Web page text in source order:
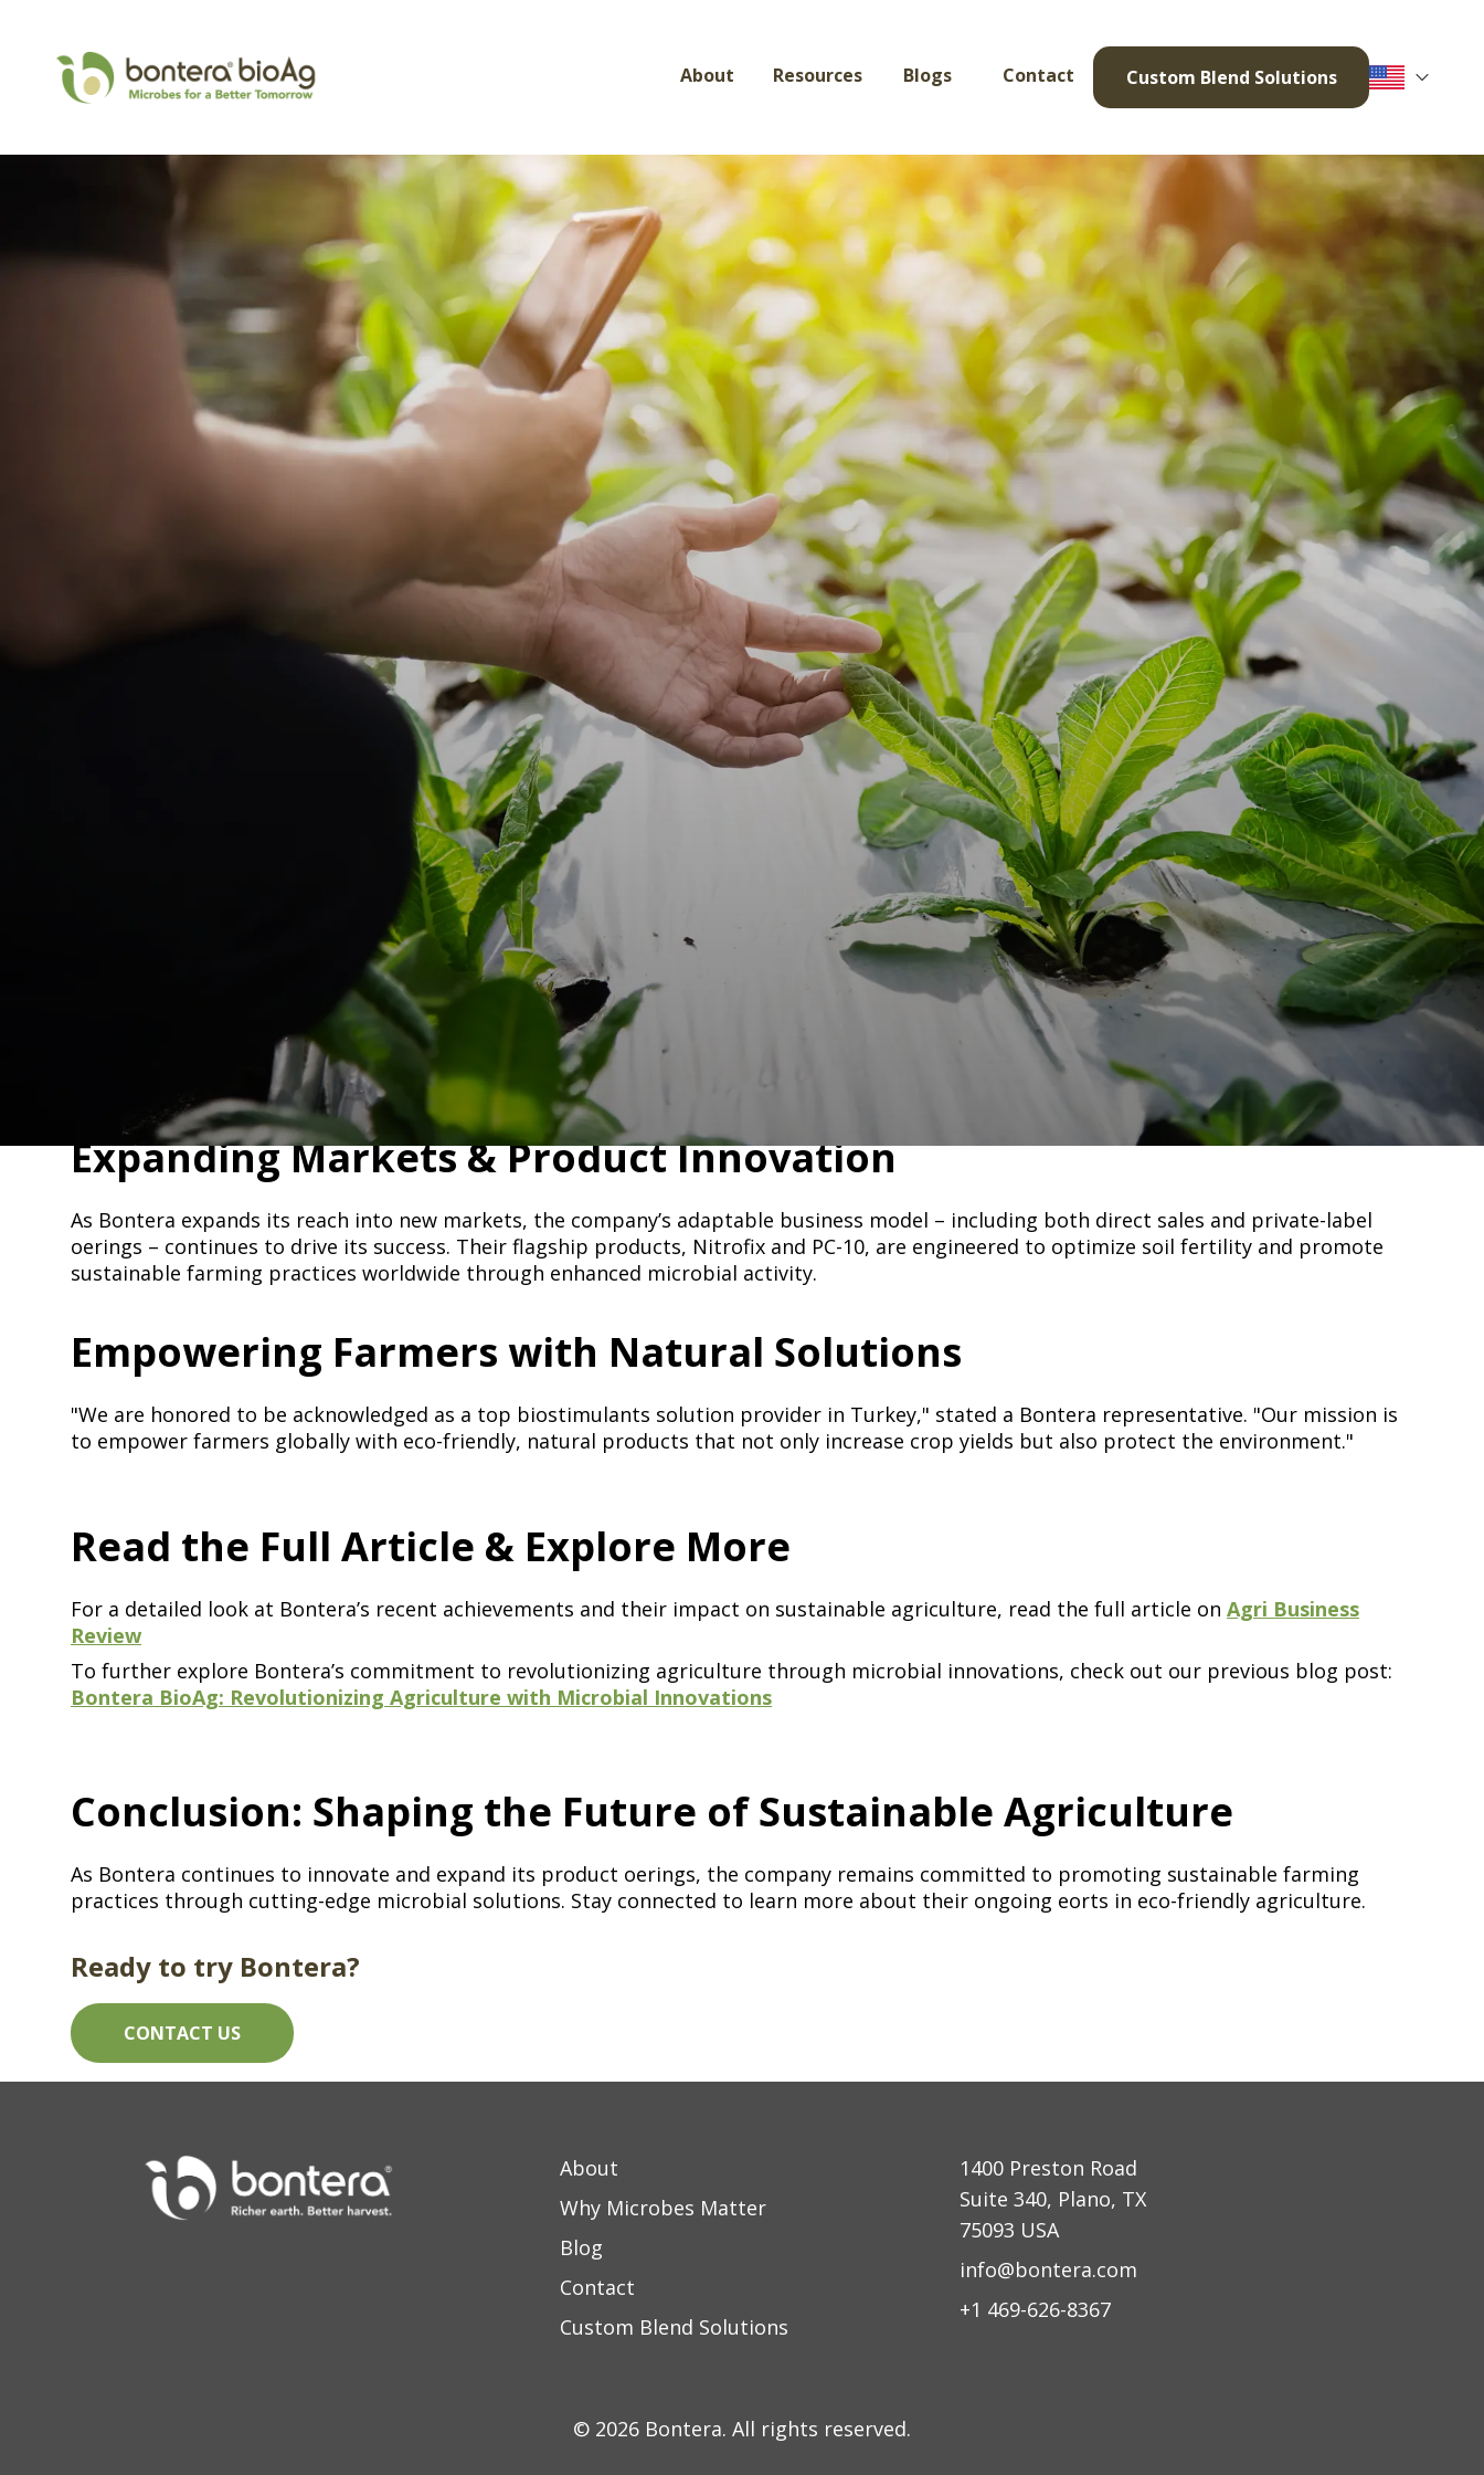
About Resources Blogs Contact Custom Blend Solutions
Bontera: Leading the Charge in Sustainable
Introduction: Bontera’s Commitment to Eco-Friendly Farming​​​​‌ ‍ ​‍​‍‌‍ ‌ ​‍‌‍‍‌‌‍‌ ‌‍‍‌‌‍ ‍​‍​‍​ ‍‍​‍​‍‌ ​ ‌‍​‌‌‍ ‍‌‍‍‌‌ ‌​‌ ‍‌​‍ ‍‌‍‍‌‌‍ ​‍​‍​‍ ​​‍​‍‌‍‍​‌ ​‍‌‍‌‌‌‍‌‍​‍​‍​ ‍‍​‍​‍​‍ ‌ ​ ‌ ‌​‌ ‌‌‌‍‌​‌‍‍‌‌‍ ​‍ ‌‍‍‌‌‍ ‍‌ ‌​‌‍‌‌‌‍ ‍‌ ‌​​‍ ‌‍‌‌‌‍‌​‌‍‍‌‌ ‌​​‍ ‌‍ ‌‌‍ ‌‍‌​‌‍‌‌​ ‌‌ ​​‌ ​‍‌‍‌‌‌ ​ ‌‍‌‌‌‍ ‍‌ ‌​‌‍​‌‌ ‌​‌‍‍‌‌‍ ‌‍ ‍​ ‍ ‌‍‍‌‌‍‌​​ ‌‌ ​​‌‍ ‌ ​ ‌ ‌​​‍ ‍‌ ​ ‌‍​‌​‍ ‍‌‍​‍‌‍ ‌‍ ‍‌ ‌​‌‍‌‌‌ ​‍‌‍​‌​‍ ‌‌‍ ​‌‍‌‌‌‍​‌‌‍‌​‌‍‍‌‌‍ ‍‌‍‌ ​‍ ‌‌ ‌​‌‍‍​‌‍‌‌​‍ ‌‌‍​ ‌‍‍​‌‍​‌‌ ​‍‌‍‌ ‌‍‌‌​‍ ‌‌‍‍‌‌‍ ‍​‍ ‌‌ ​ ‌ ‌‌‌ ​ ‌ ‌​‌‍​‌‌‍‍‌‌‍ ‍‌‍​‌‌‍​‍‌‍ ​‌‍‌‌​‍ ‌‌‍​‌‌‍‌ ‌ ​‍‌‍‍‌‌‍​ ‌ ‌‌‌‍ ​‌ ‌​‌ ‌‌‌ ​‍‌‍‌‌​ ‍ ‌ ‌​‌ ‍‌‌ ​​‌‍‌‌​ ‌‌ ​​‌‍ ‌ ​ ‌ ‌​​ ‍ ‌ ​​‌‍​‌‌ ‌​‌‍‍​​ ‌‌‍​‍‌‍ ‌‍‌​‌ ‍‌​‍‌‌​ ‌‌‌​​‍‌‌ ‌‍‍ ‌‍‌‌‌ ‍‌​‍‌‌​ ​ ‌​‌​​‍‌‌​ ​ ‌​‌​​‍‌‌​ ​‍​ ​‍‌‍​ ​ ​​‌‍‌​​ ‍‌​ ‌‍‌‍​‌​ ‌‍‌‍​ ​ ​​‌‍​‍‌‍‌​‌‍‌‌​‍‌‌​ ​‍​ ​‍​‍‌‌​ ‌‌‌​‌​​‍ ‍‌‍​ ‌‍‍​‌‍‍‌‌‍ ​‌‍‌​‌ ​‍‌‍‌‌‌‍ ‍​‍‌‌​ ‌‌‌​​‍‌‌ ‌‍‍ ‌‍‌‌‌ ‍‌​‍‌‌​ ​ ‌​‌​​‍‌‌​ ​ ‌​‌​​‍‌‌​ ​‍​ ​‍‌‍‌‌​ ​‍​ ​​‌‍​‌​ ‌‍‌‍‌‍​ ‍‌​ ‌​​ ‍‌​ ‌‌​ ‌​​ ​ ​ ​​​‍‌‌​ ​‍​ ​‍​‍‌‌​ ‌‌‌​‌​​‍ ‍‌ ‌​‌‍‌‌‌ ‍​‌ ‌​​ ‌‍​‍‌‍​‌‌ ​ ‌‍‌‌‌‌‌‌‌ ​‍‌‍ ​​ ‌​‍‌‌​ ​‍‌​‌‍‌ ​ ‌ ‌​‌ ‌‌‌‍‌​‌‍‍‌‌‍ ​‍‌‍‌‍‍‌‌‍‌​​ ‌‌ ​​‌‍ ‌ ​ ‌ ‌​​‍ ‍‌ ​ ‌‍​‌​‍ ‍‌‍​‍‌‍ ‌‍ ‍‌ ‌​‌‍‌‌‌ ​‍‌‍​‌​‍ ‌‌‍ ​‌‍‌‌‌‍​‌‌‍‌​‌‍‍‌‌‍ ‍‌‍‌ ​‍ ‌‌ ‌​‌‍‍​‌‍‌‌​‍ ‌‌‍​ ‌‍‍​‌‍​‌‌ ​‍‌‍‌ ‌‍‌‌​‍ ‌‌‍‍‌‌‍ ‍​‍ ‌‌ ​ ‌ ‌‌‌ ​ ‌ ‌​‌‍​‌‌‍‍‌‌‍ ‍‌‍​‌‌‍​‍‌‍ ​‌‍‌‌​‍ ‌‌‍​‌‌‍‌ ‌ ​‍‌‍‍‌‌‍​ ‌ ‌‌‌‍ ​‌ ‌​‌ ‌‌‌ ​‍‌‍‌‌​‍‌‍‌ ‌​‌ ‍‌‌ ​​‌‍‌‌​ ‌‌ ​​‌‍ ‌ ​ ‌ ‌​​‍‌‍‌ ​​‌‍​‌‌ ‌​‌‍‍​​ ‌‌‍​‍‌‍ ‌‍‌​‌ ‍‌​‍‌‌​ ‌‌‌​​‍‌‌ ‌‍‍ ‌‍‌‌‌ ‍‌​‍‌‌​ ​ ‌​‌​​‍‌‌​ ​ ‌​‌​​‍‌‌​ ​‍​ ​‍‌‍​ ​ ​​‌‍‌​​ ‍‌​ ‌‍‌‍​‌​ ‌‍‌‍​ ​ ​​‌‍​‍‌‍‌​‌‍‌‌​‍‌‌​ ​‍​ ​‍​‍‌‌​ ‌‌‌​‌​​‍ ‍‌‍​ ‌‍‍​‌‍‍‌‌‍ ​‌‍‌​‌ ​‍‌‍‌‌‌‍ ‍​‍‌‌​ ‌‌‌​​‍‌‌ ‌‍‍ ‌‍‌‌‌ ‍‌​‍‌‌​ ​ ‌​‌​​‍‌‌​ ​ ‌​‌​​‍‌‌​ ​‍​ ​‍‌‍‌‌​ ​‍​ ​​‌‍​‌​ ‌‍‌‍‌‍​ ‍‌​ ‌​​ ‍‌​ ‌‌​ ‌​​ ​ ​ ​​​‍‌‌​ ​‍​ ​‍​‍‌‌​ ‌‌‌​‌​​‍ ‍‌ ‌​‌‍‌‌‌ ‍​‌ ‌​​‍‌‍‌ ​​‌‍‌‌‌ ​‍‌ ​ ‌ ​​‌‍‌‌‌‍​ ‌ ‌​‌‍‍‌‌ ‌‍‌‍‌‌​ ‌‌ ​​‌ ‌‌‌‍​‍‌‍ ​‌‍‍‌‌ ​ ‌‍‍​‌‍‌‌‌‍‌​​‍​‍‌ ‌
Bontera BioAg, a leader in sustainable agricultural solutions, has been recognized as a "Top Biostimulants Solution in Turkey – 2025" by
Agri Business Review.​​​​‌ ‍ ​‍​‍‌‍ ‌ ​‍‌‍‍‌‌‍‌ ‌‍‍‌‌‍ ‍​‍​‍​ ‍‍​‍​‍‌ ​ ‌‍​‌‌‍ ‍‌‍‍‌‌ ‌​‌ ‍‌​‍ ‍‌‍‍‌‌‍ ​‍​‍​‍ ​​‍​‍‌‍‍​‌ ​‍‌‍‌‌‌‍‌‍​‍​‍​ ‍‍​‍​‍​‍ ‌ ​ ‌ ‌​‌ ‌‌‌‍‌​‌‍‍‌‌‍ ​‍ ‌‍‍‌‌‍ ‍‌ ‌​‌‍‌‌‌‍ ‍‌ ‌​​‍ ‌‍‌‌‌‍‌​‌‍‍‌‌ ‌​​‍ ‌‍ ‌‌‍ ‌‍‌​‌‍‌‌​ ‌‌ ​​‌ ​‍‌‍‌‌‌ ​ ‌‍‌‌‌‍ ‍‌ ‌​‌‍​‌‌ ‌​‌‍‍‌‌‍ ‌‍ ‍​ ‍ ‌‍‍‌‌‍‌​​ ‌‌ ​​‌‍ ‌ ​ ‌ ‌​​‍ ‍‌ ​ ‌‍​‌​‍ ‍‌‍​‍‌‍ ‌‍ ‍‌ ‌​‌‍‌‌‌ ​‍‌‍​‌​‍ ‌‌‍ ​‌‍‌‌‌‍​‌‌‍‌​‌‍‍‌‌‍ ‍‌‍‌ ​‍ ‌‌ ‌​‌‍‍​‌‍‌‌​‍ ‌‌‍​ ‌‍‍​‌‍​‌‌ ​‍‌‍‌ ‌‍‌‌​‍ ‌‌‍‍‌‌‍ ‍​‍ ‌‌ ​ ‌ ‌‌‌ ​ ‌ ‌​‌‍​‌‌‍‍‌‌‍ ‍‌‍​‌‌‍​‍‌‍ ​‌‍‌‌​‍ ‌‌‍​‌‌‍‌ ‌ ​‍‌‍‍‌‌‍​ ‌ ‌‌‌‍ ​‌ ‌​‌ ‌‌‌ ​‍‌‍‌‌​ ‍ ‌ ‌​‌ ‍‌‌ ​​‌‍‌‌​ ‌‌ ​​‌‍ ‌ ​ ‌ ‌​​ ‍ ‌ ​​‌‍​‌‌ ‌​‌‍‍​​ ‌‌‍​‍‌‍ ‌‍‌​‌ ‍‌​‍‌‌​ ‌‌‌​​‍‌‌ ‌‍‍ ‌‍‌‌‌ ‍‌​‍‌‌​ ​ ‌​‌​​‍‌‌​ ​ ‌​‌​​‍‌‌​ ​‍​ ​‍​ ​‌​ ‌ ​ ​‍​ ​‍​ ‌​​ ‌‌​ ​‍​ ‍​​ ‍​​ ​ ​ ‍​‌‍​‌​‍‌‌​ ​‍​ ​‍​‍‌‌​ ‌‌‌​‌​​‍ ‍‌‍​ ‌‍‍​‌‍‍‌‌‍ ​‌‍‌​‌ ​‍‌‍‌‌‌‍ ‍​‍‌‌​ ‌‌‌​​‍‌‌ ‌‍‍ ‌‍‌‌‌ ‍‌​‍‌‌​ ​ ‌​‌​​‍‌‌​ ​ ‌​‌​​‍‌‌​ ​‍​ ​‍​ ​‍​ ‌ ​ ‌​​ ​​​ ‌​​ ​‍​ ‌​​ ‌ ‌‍​‍‌‍​‌​ ‍​​ ‌ ​‍‌‌​ ​‍​ ​‍​‍‌‌​ ‌‌‌​‌​​‍ ‍‌ ‌​‌‍‌‌‌ ‍​‌ ‌​​ ‌‍​‍‌‍​‌‌ ​ ‌‍‌‌‌‌‌‌‌ ​‍‌‍ ​​ ‌​‍‌‌​ ​‍‌​‌‍‌ ​ ‌ ‌​‌ ‌‌‌‍‌​‌‍‍‌‌‍ ​‍‌‍‌‍‍‌‌‍‌​​ ‌‌ ​​‌‍ ‌ ​ ‌ ‌​​‍ ‍‌ ​ ‌‍​‌​‍ ‍‌‍​‍‌‍ ‌‍ ‍‌ ‌​‌‍‌‌‌ ​‍‌‍​‌​‍ ‌‌‍ ​‌‍‌‌‌‍​‌‌‍‌​‌‍‍‌‌‍ ‍‌‍‌ ​‍ ‌‌ ‌​‌‍‍​‌‍‌‌​‍ ‌‌‍​ ‌‍‍​‌‍​‌‌ ​‍‌‍‌ ‌‍‌‌​‍ ‌‌‍‍‌‌‍ ‍​‍ ‌‌ ​ ‌ ‌‌‌ ​ ‌ ‌​‌‍​‌‌‍‍‌‌‍ ‍‌‍​‌‌‍​‍‌‍ ​‌‍‌‌​‍ ‌‌‍​‌‌‍‌ ‌ ​‍‌‍‍‌‌‍​ ‌ ‌‌‌‍ ​‌ ‌​‌ ‌‌‌ ​‍‌‍‌‌​‍‌‍‌ ‌​‌ ‍‌‌ ​​‌‍‌‌​ ‌‌ ​​‌‍ ‌ ​ ‌ ‌​​‍‌‍‌ ​​‌‍​‌‌ ‌​‌‍‍​​ ‌‌‍​‍‌‍ ‌‍‌​‌ ‍‌​‍‌‌​ ‌‌‌​​‍‌‌ ‌‍‍ ‌‍‌‌‌ ‍‌​‍‌‌​ ​ ‌​‌​​‍‌‌​ ​ ‌​‌​​‍‌‌​ ​‍​ ​‍​ ​‌​ ‌ ​ ​‍​ ​‍​ ‌​​ ‌‌​ ​‍​ ‍​​ ‍​​ ​ ​ ‍​‌‍​‌​‍‌‌​ ​‍​ ​‍​‍‌‌​ ‌‌‌​‌​​‍ ‍‌‍​ ‌‍‍​‌‍‍‌‌‍ ​‌‍‌​‌ ​‍‌‍‌‌‌‍ ‍​‍‌‌​ ‌‌‌​​‍‌‌ ‌‍‍ ‌‍‌‌‌ ‍‌​‍‌‌​ ​ ‌​‌​​‍‌‌​ ​ ‌​‌​​‍‌‌​ ​‍​ ​‍​ ​‍​ ‌ ​ ‌​​ ​​​ ‌​​ ​‍​ ‌​​ ‌ ‌‍​‍‌‍​‌​ ‍​​ ‌ ​‍‌‌​ ​‍​ ​‍​‍‌‌​ ‌‌‌​‌​​‍ ‍‌ ‌​‌‍‌‌‌ ‍​‌ ‌​​‍‌‍‌ ​​‌‍‌‌‌ ​‍‌ ​ ‌ ​​‌‍‌‌‌‍​ ‌ ‌​‌‍‍‌‌ ‌‍‌‍‌‌​ ‌‌ ​​‌ ‌‌‌‍​‍‌‍ ​‌‍‍‌‌ ​ ‌‍‍​‌‍‌‌‌‍‌​​‍​‍‌ ‌ This recognition underscores Bontera’s dedication to advancing microbial technologies that enhance soil health,
boost plant growth, and reduce dependency on synthetic fertilizers.​​​​‌ ‍ ​‍​‍‌‍ ‌ ​‍‌‍‍‌‌‍‌ ‌‍‍‌‌‍ ‍​‍​‍​ ‍‍​‍​‍‌ ​ ‌‍​‌‌‍ ‍‌‍‍‌‌ ‌​‌ ‍‌​‍ ‍‌‍‍‌‌‍ ​‍​‍​‍ ​​‍​‍‌‍‍​‌ ​‍‌‍‌‌‌‍‌‍​‍​‍​ ‍‍​‍​‍​‍ ‌ ​ ‌ ‌​‌ ‌‌‌‍‌​‌‍‍‌‌‍ ​‍ ‌‍‍‌‌‍ ‍‌ ‌​‌‍‌‌‌‍ ‍‌ ‌​​‍ ‌‍‌‌‌‍‌​‌‍‍‌‌ ‌​​‍ ‌‍ ‌‌‍ ‌‍‌​‌‍‌‌​ ‌‌ ​​‌ ​‍‌‍‌‌‌ ​ ‌‍‌‌‌‍ ‍‌ ‌​‌‍​‌‌ ‌​‌‍‍‌‌‍ ‌‍ ‍​ ‍ ‌‍‍‌‌‍‌​​ ‌‌ ​​‌‍ ‌ ​ ‌ ‌​​‍ ‍‌ ​ ‌‍​‌​‍ ‍‌‍​‍‌‍ ‌‍ ‍‌ ‌​‌‍‌‌‌ ​‍‌‍​‌​‍ ‌‌‍ ​‌‍‌‌‌‍​‌‌‍‌​‌‍‍‌‌‍ ‍‌‍‌ ​‍ ‌‌ ‌​‌‍‍​‌‍‌‌​‍ ‌‌‍​ ‌‍‍​‌‍​‌‌ ​‍‌‍‌ ‌‍‌‌​‍ ‌‌‍‍‌‌‍ ‍​‍ ‌‌ ​ ‌ ‌‌‌ ​ ‌ ‌​‌‍​‌‌‍‍‌‌‍ ‍‌‍​‌‌‍​‍‌‍ ​‌‍‌‌​‍ ‌‌‍​‌‌‍‌ ‌ ​‍‌‍‍‌‌‍​ ‌ ‌‌‌‍ ​‌ ‌​‌ ‌‌‌ ​‍‌‍‌‌​ ‍ ‌ ‌​‌ ‍‌‌ ​​‌‍‌‌​ ‌‌ ​​‌‍ ‌ ​ ‌ ‌​​ ‍ ‌ ​​‌‍​‌‌ ‌​‌‍‍​​ ‌‌‍​‍‌‍ ‌‍‌​‌ ‍‌​‍‌‌​ ‌‌‌​​‍‌‌ ‌‍‍ ‌‍‌‌‌ ‍‌​‍‌‌​ ​ ‌​‌​​‍‌‌​ ​ ‌​‌​​‍‌‌​ ​‍​ ​‍​ ​‌​ ‌ ​ ​‍​ ​‍​ ‌​​ ‌‌​ ​‍​ ‍​​ ‍​​ ​ ​ ‍​‌‍​‌​‍‌‌​ ​‍​ ​‍​‍‌‌​ ‌‌‌​‌​​‍ ‍‌‍​ ‌‍‍​‌‍‍‌‌‍ ​‌‍‌​‌ ​‍‌‍‌‌‌‍ ‍​‍‌‌​ ‌‌‌​​‍‌‌ ‌‍‍ ‌‍‌‌‌ ‍‌​‍‌‌​ ​ ‌​‌​​‍‌‌​ ​ ‌​‌​​‍‌‌​ ​‍​ ​‍​ ‌‍‌‍​‍​ ​‌​ ‌‌‌‍‌​‌‍‌​​ ‌‌​ ​​​ ‌‍​ ​ ​ ​‌‌‍‌‍​‍‌‌​ ​‍​ ​‍​‍‌‌​ ‌‌‌​‌​​‍ ‍‌ ‌​‌‍‌‌‌ ‍​‌ ‌​​ ‌‍​‍‌‍​‌‌ ​ ‌‍‌‌‌‌‌‌‌ ​‍‌‍ ​​ ‌​‍‌‌​ ​‍‌​‌‍‌ ​ ‌ ‌​‌ ‌‌‌‍‌​‌‍‍‌‌‍ ​‍‌‍‌‍‍‌‌‍‌​​ ‌‌ ​​‌‍ ‌ ​ ‌ ‌​​‍ ‍‌ ​ ‌‍​‌​‍ ‍‌‍​‍‌‍ ‌‍ ‍‌ ‌​‌‍‌‌‌ ​‍‌‍​‌​‍ ‌‌‍ ​‌‍‌‌‌‍​‌‌‍‌​‌‍‍‌‌‍ ‍‌‍‌ ​‍ ‌‌ ‌​‌‍‍​‌‍‌‌​‍ ‌‌‍​ ‌‍‍​‌‍​‌‌ ​‍‌‍‌ ‌‍‌‌​‍ ‌‌‍‍‌‌‍ ‍​‍ ‌‌ ​ ‌ ‌‌‌ ​ ‌ ‌​‌‍​‌‌‍‍‌‌‍ ‍‌‍​‌‌‍​‍‌‍ ​‌‍‌‌​‍ ‌‌‍​‌‌‍‌ ‌ ​‍‌‍‍‌‌‍​ ‌ ‌‌‌‍ ​‌ ‌​‌ ‌‌‌ ​‍‌‍‌‌​‍‌‍‌ ‌​‌ ‍‌‌ ​​‌‍‌‌​ ‌‌ ​​‌‍ ‌ ​ ‌ ‌​​‍‌‍‌ ​​‌‍​‌‌ ‌​‌‍‍​​ ‌‌‍​‍‌‍ ‌‍‌​‌ ‍‌​‍‌‌​ ‌‌‌​​‍‌‌ ‌‍‍ ‌‍‌‌‌ ‍‌​‍‌‌​ ​ ‌​‌​​‍‌‌​ ​ ‌​‌​​‍‌‌​ ​‍​ ​‍​ ​‌​ ‌ ​ ​‍​ ​‍​ ‌​​ ‌‌​ ​‍​ ‍​​ ‍​​ ​ ​ ‍​‌‍​‌​‍‌‌​ ​‍​ ​‍​‍‌‌​ ‌‌‌​‌​​‍ ‍‌‍​ ‌‍‍​‌‍‍‌‌‍ ​‌‍‌​‌ ​‍‌‍‌‌‌‍ ‍​‍‌‌​ ‌‌‌​​‍‌‌ ‌‍‍ ‌‍‌‌‌ ‍‌​‍‌‌​ ​ ‌​‌​​‍‌‌​ ​ ‌​‌​​‍‌‌​ ​‍​ ​‍​ ‌‍‌‍​‍​ ​‌​ ‌‌‌‍‌​‌‍‌​​ ‌‌​ ​​​ ‌‍​ ​ ​ ​‌‌‍‌‍​‍‌‌​ ​‍​ ​‍​‍‌‌​ ‌‌‌​‌​​‍ ‍‌ ‌​‌‍‌‌‌ ‍​‌ ‌​​‍‌‍‌ ​​‌‍‌‌‌ ​‍‌ ​ ‌ ​​‌‍‌‌‌‍​ ‌ ‌​‌‍‍‌‌ ‌‍‌‍‌‌​ ‌‌ ​​‌ ‌‌‌‍​‍‌‍ ​‌‍‍‌‌ ​ ‌‍‍​‌‍‌‌‌‍‌​​‍​‍‌ ‌
Expanding Markets & Product Innovation​​​​‌ ‍ ​‍​‍‌‍ ‌ ​‍‌‍‍‌‌‍‌ ‌‍‍‌‌‍ ‍​‍​‍​ ‍‍​‍​‍‌ ​ ‌‍​‌‌‍ ‍‌‍‍‌‌ ‌​‌ ‍‌​‍ ‍‌‍‍‌‌‍ ​‍​‍​‍ ​​‍​‍‌‍‍​‌ ​‍‌‍‌‌‌‍‌‍​‍​‍​ ‍‍​‍​‍​‍ ‌ ​ ‌ ‌​‌ ‌‌‌‍‌​‌‍‍‌‌‍ ​‍ ‌‍‍‌‌‍ ‍‌ ‌​‌‍‌‌‌‍ ‍‌ ‌​​‍ ‌‍‌‌‌‍‌​‌‍‍‌‌ ‌​​‍ ‌‍ ‌‌‍ ‌‍‌​‌‍‌‌​ ‌‌ ​​‌ ​‍‌‍‌‌‌ ​ ‌‍‌‌‌‍ ‍‌ ‌​‌‍​‌‌ ‌​‌‍‍‌‌‍ ‌‍ ‍​ ‍ ‌‍‍‌‌‍‌​​ ‌‌ ​​‌‍ ‌ ​ ‌ ‌​​‍ ‍‌ ​ ‌‍​‌​‍ ‍‌‍​‍‌‍ ‌‍ ‍‌ ‌​‌‍‌‌‌ ​‍‌‍​‌​‍ ‌‌‍ ​‌‍‌‌‌‍​‌‌‍‌​‌‍‍‌‌‍ ‍‌‍‌ ​‍ ‌‌ ‌​‌‍‍​‌‍‌‌​‍ ‌‌‍​ ‌‍‍​‌‍​‌‌ ​‍‌‍‌ ‌‍‌‌​‍ ‌‌‍‍‌‌‍ ‍​‍ ‌‌ ​ ‌ ‌‌‌ ​ ‌ ‌​‌‍​‌‌‍‍‌‌‍ ‍‌‍​‌‌‍​‍‌‍ ​‌‍‌‌​‍ ‌‌‍​‌‌‍‌ ‌ ​‍‌‍‍‌‌‍​ ‌ ‌‌‌‍ ​‌ ‌​‌ ‌‌‌ ​‍‌‍‌‌​ ‍ ‌ ‌​‌ ‍‌‌ ​​‌‍‌‌​ ‌‌ ​​‌‍ ‌ ​ ‌ ‌​​ ‍ ‌ ​​‌‍​‌‌ ‌​‌‍‍​​ ‌‌‍​‍‌‍ ‌‍‌​‌ ‍‌​‍‌‌​ ‌‌‌​​‍‌‌ ‌‍‍ ‌‍‌‌‌ ‍‌​‍‌‌​ ​ ‌​‌​​‍‌‌​ ​ ‌​‌​​‍‌‌​ ​‍​ ​‍‌‍‌‌​ ​​​ ‌‌‌‍​‌​ ​ ​ ‌‌​ ‌‌‌‍​ ​ ‍​‌‍​ ‌‍​ ​ ‌​​‍‌‌​ ​‍​ ​‍​‍‌‌​ ‌‌‌​‌​​‍ ‍‌‍​ ‌‍‍​‌‍‍‌‌‍ ​‌‍‌​‌ ​‍‌‍‌‌‌‍ ‍​‍‌‌​ ‌‌‌​​‍‌‌ ‌‍‍ ‌‍‌‌‌ ‍‌​‍‌‌​ ​ ‌​‌​​‍‌‌​ ​ ‌​‌​​‍‌‌​ ​‍​ ​‍​ ‌​‌‍‌‍​ ‌​​ ‌‌​ ‌ ​ ‌‍​ ‍​​ ​ ‌‍‌‌​ ‍​​ ‌‍​ ​ ​ ​​​‍‌‌​ ​‍​ ​‍​‍‌‌​ ‌‌‌​‌​​‍ ‍‌ ‌​‌‍‌‌‌ ‍​‌ ‌​​ ‌‍​‍‌‍​‌‌ ​ ‌‍‌‌‌‌‌‌‌ ​‍‌‍ ​​ ‌​‍‌‌​ ​‍‌​‌‍‌ ​ ‌ ‌​‌ ‌‌‌‍‌​‌‍‍‌‌‍ ​‍‌‍‌‍‍‌‌‍‌​​ ‌‌ ​​‌‍ ‌ ​ ‌ ‌​​‍ ‍‌ ​ ‌‍​‌​‍ ‍‌‍​‍‌‍ ‌‍ ‍‌ ‌​‌‍‌‌‌ ​‍‌‍​‌​‍ ‌‌‍ ​‌‍‌‌‌‍​‌‌‍‌​‌‍‍‌‌‍ ‍‌‍‌ ​‍ ‌‌ ‌​‌‍‍​‌‍‌‌​‍ ‌‌‍​ ‌‍‍​‌‍​‌‌ ​‍‌‍‌ ‌‍‌‌​‍ ‌‌‍‍‌‌‍ ‍​‍ ‌‌ ​ ‌ ‌‌‌ ​ ‌ ‌​‌‍​‌‌‍‍‌‌‍ ‍‌‍​‌‌‍​‍‌‍ ​‌‍‌‌​‍ ‌‌‍​‌‌‍‌ ‌ ​‍‌‍‍‌‌‍​ ‌ ‌‌‌‍ ​‌ ‌​‌ ‌‌‌ ​‍‌‍‌‌​‍‌‍‌ ‌​‌ ‍‌‌ ​​‌‍‌‌​ ‌‌ ​​‌‍ ‌ ​ ‌ ‌​​‍‌‍‌ ​​‌‍​‌‌ ‌​‌‍‍​​ ‌‌‍​‍‌‍ ‌‍‌​‌ ‍‌​‍‌‌​ ‌‌‌​​‍‌‌ ‌‍‍ ‌‍‌‌‌ ‍‌​‍‌‌​ ​ ‌​‌​​‍‌‌​ ​ ‌​‌​​‍‌‌​ ​‍​ ​‍‌‍‌‌​ ​​​ ‌‌‌‍​‌​ ​ ​ ‌‌​ ‌‌‌‍​ ​ ‍​‌‍​ ‌‍​ ​ ‌​​‍‌‌​ ​‍​ ​‍​‍‌‌​ ‌‌‌​‌​​‍ ‍‌‍​ ‌‍‍​‌‍‍‌‌‍ ​‌‍‌​‌ ​‍‌‍‌‌‌‍ ‍​‍‌‌​ ‌‌‌​​‍‌‌ ‌‍‍ ‌‍‌‌‌ ‍‌​‍‌‌​ ​ ‌​‌​​‍‌‌​ ​ ‌​‌​​‍‌‌​ ​‍​ ​‍​ ‌​‌‍‌‍​ ‌​​ ‌‌​ ‌ ​ ‌‍​ ‍​​ ​ ‌‍‌‌​ ‍​​ ‌‍​ ​ ​ ​​​‍‌‌​ ​‍​ ​‍​‍‌‌​ ‌‌‌​‌​​‍ ‍‌ ‌​‌‍‌‌‌ ‍​‌ ‌​​‍‌‍‌ ​​‌‍‌‌‌ ​‍‌ ​ ‌ ​​‌‍‌‌‌‍​ ‌ ‌​‌‍‍‌‌ ‌‍‌‍‌‌​ ‌‌ ​​‌ ‌‌‌‍​‍‌‍ ​‌‍‍‌‌ ​ ‌‍‍​‌‍‌‌‌‍‌​​‍​‍‌ ‌
As Bontera expands its reach into new markets, the company’s adaptable business model – including both direct sales and private-label
offerings – continues to drive its success. Their flagship products, Nitrofix and PC-10, are engineered to optimize soil fertility and promote
sustainable farming practices worldwide through enhanced microbial activity.​​​​‌ ‍ ​‍​‍‌‍ ‌ ​‍‌‍‍‌‌‍‌ ‌‍‍‌‌‍ ‍​‍​‍​ ‍‍​‍​‍‌ ​ ‌‍​‌‌‍ ‍‌‍‍‌‌ ‌​‌ ‍‌​‍ ‍‌‍‍‌‌‍ ​‍​‍​‍ ​​‍​‍‌‍‍​‌ ​‍‌‍‌‌‌‍‌‍​‍​‍​ ‍‍​‍​‍​‍ ‌ ​ ‌ ‌​‌ ‌‌‌‍‌​‌‍‍‌‌‍ ​‍ ‌‍‍‌‌‍ ‍‌ ‌​‌‍‌‌‌‍ ‍‌ ‌​​‍ ‌‍‌‌‌‍‌​‌‍‍‌‌ ‌​​‍ ‌‍ ‌‌‍ ‌‍‌​‌‍‌‌​ ‌‌ ​​‌ ​‍‌‍‌‌‌ ​ ‌‍‌‌‌‍ ‍‌ ‌​‌‍​‌‌ ‌​‌‍‍‌‌‍ ‌‍ ‍​ ‍ ‌‍‍‌‌‍‌​​ ‌‌ ​​‌‍ ‌ ​ ‌ ‌​​‍ ‍‌ ​ ‌‍​‌​‍ ‍‌‍​‍‌‍ ‌‍ ‍‌ ‌​‌‍‌‌‌ ​‍‌‍​‌​‍ ‌‌‍ ​‌‍‌‌‌‍​‌‌‍‌​‌‍‍‌‌‍ ‍‌‍‌ ​‍ ‌‌ ‌​‌‍‍​‌‍‌‌​‍ ‌‌‍​ ‌‍‍​‌‍​‌‌ ​‍‌‍‌ ‌‍‌‌​‍ ‌‌‍‍‌‌‍ ‍​‍ ‌‌ ​ ‌ ‌‌‌ ​ ‌ ‌​‌‍​‌‌‍‍‌‌‍ ‍‌‍​‌‌‍​‍‌‍ ​‌‍‌‌​‍ ‌‌‍​‌‌‍‌ ‌ ​‍‌‍‍‌‌‍​ ‌ ‌‌‌‍ ​‌ ‌​‌ ‌‌‌ ​‍‌‍‌‌​ ‍ ‌ ‌​‌ ‍‌‌ ​​‌‍‌‌​ ‌‌ ​​‌‍ ‌ ​ ‌ ‌​​ ‍ ‌ ​​‌‍​‌‌ ‌​‌‍‍​​ ‌‌‍​‍‌‍ ‌‍‌​‌ ‍‌​‍‌‌​ ‌‌‌​​‍‌‌ ‌‍‍ ‌‍‌‌‌ ‍‌​‍‌‌​ ​ ‌​‌​​‍‌‌​ ​ ‌​‌​​‍‌‌​ ​‍​ ​‍​ ‌​​ ‍‌​ ​ ​ ​‍‌‍​‍‌‍​ ​ ‌‍​ ‌ ​ ​ ​ ​‍​ ‍​‌‍‌​​‍‌‌​ ​‍​ ​‍​‍‌‌​ ‌‌‌​‌​​‍ ‍‌‍​ ‌‍‍​‌‍‍‌‌‍ ​‌‍‌​‌ ​‍‌‍‌‌‌‍ ‍​‍‌‌​ ‌‌‌​​‍‌‌ ‌‍‍ ‌‍‌‌‌ ‍‌​‍‌‌​ ​ ‌​‌​​‍‌‌​ ​ ‌​‌​​‍‌‌​ ​‍​ ​‍‌‍​‍​ ​​‌‍‌‍​ ​‍​ ‌‌​ ​​​ ‌‍‌‍​‍‌‍‌‌​ ‍​‌‍‌‌​ ​‍​‍‌‌​ ​‍​ ​‍​‍‌‌​ ‌‌‌​‌​​‍ ‍‌ ‌​‌‍‌‌‌ ‍​‌ ‌​​ ‌‍​‍‌‍​‌‌ ​ ‌‍‌‌‌‌‌‌‌ ​‍‌‍ ​​ ‌​‍‌‌​ ​‍‌​‌‍‌ ​ ‌ ‌​‌ ‌‌‌‍‌​‌‍‍‌‌‍ ​‍‌‍‌‍‍‌‌‍‌​​ ‌‌ ​​‌‍ ‌ ​ ‌ ‌​​‍ ‍‌ ​ ‌‍​‌​‍ ‍‌‍​‍‌‍ ‌‍ ‍‌ ‌​‌‍‌‌‌ ​‍‌‍​‌​‍ ‌‌‍ ​‌‍‌‌‌‍​‌‌‍‌​‌‍‍‌‌‍ ‍‌‍‌ ​‍ ‌‌ ‌​‌‍‍​‌‍‌‌​‍ ‌‌‍​ ‌‍‍​‌‍​‌‌ ​‍‌‍‌ ‌‍‌‌​‍ ‌‌‍‍‌‌‍ ‍​‍ ‌‌ ​ ‌ ‌‌‌ ​ ‌ ‌​‌‍​‌‌‍‍‌‌‍ ‍‌‍​‌‌‍​‍‌‍ ​‌‍‌‌​‍ ‌‌‍​‌‌‍‌ ‌ ​‍‌‍‍‌‌‍​ ‌ ‌‌‌‍ ​‌ ‌​‌ ‌‌‌ ​‍‌‍‌‌​‍‌‍‌ ‌​‌ ‍‌‌ ​​‌‍‌‌​ ‌‌ ​​‌‍ ‌ ​ ‌ ‌​​‍‌‍‌ ​​‌‍​‌‌ ‌​‌‍‍​​ ‌‌‍​‍‌‍ ‌‍‌​‌ ‍‌​‍‌‌​ ‌‌‌​​‍‌‌ ‌‍‍ ‌‍‌‌‌ ‍‌​‍‌‌​ ​ ‌​‌​​‍‌‌​ ​ ‌​‌​​‍‌‌​ ​‍​ ​‍​ ‌​​ ‍‌​ ​ ​ ​‍‌‍​‍‌‍​ ​ ‌‍​ ‌ ​ ​ ​ ​‍​ ‍​‌‍‌​​‍‌‌​ ​‍​ ​‍​‍‌‌​ ‌‌‌​‌​​‍ ‍‌‍​ ‌‍‍​‌‍‍‌‌‍ ​‌‍‌​‌ ​‍‌‍‌‌‌‍ ‍​‍‌‌​ ‌‌‌​​‍‌‌ ‌‍‍ ‌‍‌‌‌ ‍‌​‍‌‌​ ​ ‌​‌​​‍‌‌​ ​ ‌​‌​​‍‌‌​ ​‍​ ​‍‌‍​‍​ ​​‌‍‌‍​ ​‍​ ‌‌​ ​​​ ‌‍‌‍​‍‌‍‌‌​ ‍​‌‍‌‌​ ​‍​‍‌‌​ ​‍​ ​‍​‍‌‌​ ‌‌‌​‌​​‍ ‍‌ ‌​‌‍‌‌‌ ‍​‌ ‌​​‍‌‍‌ ​​‌‍‌‌‌ ​‍‌ ​ ‌ ​​‌‍‌‌‌‍​ ‌ ‌​‌‍‍‌‌ ‌‍‌‍‌‌​ ‌‌ ​​‌ ‌‌‌‍​‍‌‍ ​‌‍‍‌‌ ​ ‌‍‍​‌‍‌‌‌‍‌​​‍​‍‌ ‌
Empowering Farmers with Natural Solutions​​​​‌ ‍ ​‍​‍‌‍ ‌ ​‍‌‍‍‌‌‍‌ ‌‍‍‌‌‍ ‍​‍​‍​ ‍‍​‍​‍‌ ​ ‌‍​‌‌‍ ‍‌‍‍‌‌ ‌​‌ ‍‌​‍ ‍‌‍‍‌‌‍ ​‍​‍​‍ ​​‍​‍‌‍‍​‌ ​‍‌‍‌‌‌‍‌‍​‍​‍​ ‍‍​‍​‍​‍ ‌ ​ ‌ ‌​‌ ‌‌‌‍‌​‌‍‍‌‌‍ ​‍ ‌‍‍‌‌‍ ‍‌ ‌​‌‍‌‌‌‍ ‍‌ ‌​​‍ ‌‍‌‌‌‍‌​‌‍‍‌‌ ‌​​‍ ‌‍ ‌‌‍ ‌‍‌​‌‍‌‌​ ‌‌ ​​‌ ​‍‌‍‌‌‌ ​ ‌‍‌‌‌‍ ‍‌ ‌​‌‍​‌‌ ‌​‌‍‍‌‌‍ ‌‍ ‍​ ‍ ‌‍‍‌‌‍‌​​ ‌‌ ​​‌‍ ‌ ​ ‌ ‌​​‍ ‍‌ ​ ‌‍​‌​‍ ‍‌‍​‍‌‍ ‌‍ ‍‌ ‌​‌‍‌‌‌ ​‍‌‍​‌​‍ ‌‌‍ ​‌‍‌‌‌‍​‌‌‍‌​‌‍‍‌‌‍ ‍‌‍‌ ​‍ ‌‌ ‌​‌‍‍​‌‍‌‌​‍ ‌‌‍​ ‌‍‍​‌‍​‌‌ ​‍‌‍‌ ‌‍‌‌​‍ ‌‌‍‍‌‌‍ ‍​‍ ‌‌ ​ ‌ ‌‌‌ ​ ‌ ‌​‌‍​‌‌‍‍‌‌‍ ‍‌‍​‌‌‍​‍‌‍ ​‌‍‌‌​‍ ‌‌‍​‌‌‍‌ ‌ ​‍‌‍‍‌‌‍​ ‌ ‌‌‌‍ ​‌ ‌​‌ ‌‌‌ ​‍‌‍‌‌​ ‍ ‌ ‌​‌ ‍‌‌ ​​‌‍‌‌​ ‌‌ ​​‌‍ ‌ ​ ‌ ‌​​ ‍ ‌ ​​‌‍​‌‌ ‌​‌‍‍​​ ‌‌‍​‍‌‍ ‌‍‌​‌ ‍‌​‍‌‌​ ‌‌‌​​‍‌‌ ‌‍‍ ‌‍‌‌‌ ‍‌​‍‌‌​ ​ ‌​‌​​‍‌‌​ ​ ‌​‌​​‍‌‌​ ​‍​ ​‍‌‍‌‌​ ​‌​ ‌ ‌‍​‌​ ​‍‌‍​‍​ ‌ ‌‍‌‍​ ‌‍‌‍​‍​ ‌‌​ ‌​​‍‌‌​ ​‍​ ​‍​‍‌‌​ ‌‌‌​‌​​‍ ‍‌‍​ ‌‍‍​‌‍‍‌‌‍ ​‌‍‌​‌ ​‍‌‍‌‌‌‍ ‍​‍‌‌​ ‌‌‌​​‍‌‌ ‌‍‍ ‌‍‌‌‌ ‍‌​‍‌‌​ ​ ‌​‌​​‍‌‌​ ​ ‌​‌​​‍‌‌​ ​‍​ ​‍​ ​ ‌‍​‍‌‍‌‍‌‍‌‍​ ‌‌​ ‌​​ ‍‌​ ‍‌​ ‌‍​ ​ ​ ‍​‌‍​‌​ ​​​‍‌‌​ ​‍​ ​‍​‍‌‌​ ‌‌‌​‌​​‍ ‍‌ ‌​‌‍‌‌‌ ‍​‌ ‌​​ ‌‍​‍‌‍​‌‌ ​ ‌‍‌‌‌‌‌‌‌ ​‍‌‍ ​​ ‌​‍‌‌​ ​‍‌​‌‍‌ ​ ‌ ‌​‌ ‌‌‌‍‌​‌‍‍‌‌‍ ​‍‌‍‌‍‍‌‌‍‌​​ ‌‌ ​​‌‍ ‌ ​ ‌ ‌​​‍ ‍‌ ​ ‌‍​‌​‍ ‍‌‍​‍‌‍ ‌‍ ‍‌ ‌​‌‍‌‌‌ ​‍‌‍​‌​‍ ‌‌‍ ​‌‍‌‌‌‍​‌‌‍‌​‌‍‍‌‌‍ ‍‌‍‌ ​‍ ‌‌ ‌​‌‍‍​‌‍‌‌​‍ ‌‌‍​ ‌‍‍​‌‍​‌‌ ​‍‌‍‌ ‌‍‌‌​‍ ‌‌‍‍‌‌‍ ‍​‍ ‌‌ ​ ‌ ‌‌‌ ​ ‌ ‌​‌‍​‌‌‍‍‌‌‍ ‍‌‍​‌‌‍​‍‌‍ ​‌‍‌‌​‍ ‌‌‍​‌‌‍‌ ‌ ​‍‌‍‍‌‌‍​ ‌ ‌‌‌‍ ​‌ ‌​‌ ‌‌‌ ​‍‌‍‌‌​‍‌‍‌ ‌​‌ ‍‌‌ ​​‌‍‌‌​ ‌‌ ​​‌‍ ‌ ​ ‌ ‌​​‍‌‍‌ ​​‌‍​‌‌ ‌​‌‍‍​​ ‌‌‍​‍‌‍ ‌‍‌​‌ ‍‌​‍‌‌​ ‌‌‌​​‍‌‌ ‌‍‍ ‌‍‌‌‌ ‍‌​‍‌‌​ ​ ‌​‌​​‍‌‌​ ​ ‌​‌​​‍‌‌​ ​‍​ ​‍‌‍‌‌​ ​‌​ ‌ ‌‍​‌​ ​‍‌‍​‍​ ‌ ‌‍‌‍​ ‌‍‌‍​‍​ ‌‌​ ‌​​‍‌‌​ ​‍​ ​‍​‍‌‌​ ‌‌‌​‌​​‍ ‍‌‍​ ‌‍‍​‌‍‍‌‌‍ ​‌‍‌​‌ ​‍‌‍‌‌‌‍ ‍​‍‌‌​ ‌‌‌​​‍‌‌ ‌‍‍ ‌‍‌‌‌ ‍‌​‍‌‌​ ​ ‌​‌​​‍‌‌​ ​ ‌​‌​​‍‌‌​ ​‍​ ​‍​ ​ ‌‍​‍‌‍‌‍‌‍‌‍​ ‌‌​ ‌​​ ‍‌​ ‍‌​ ‌‍​ ​ ​ ‍​‌‍​‌​ ​​​‍‌‌​ ​‍​ ​‍​‍‌‌​ ‌‌‌​‌​​‍ ‍‌ ‌​‌‍‌‌‌ ‍​‌ ‌​​‍‌‍‌ ​​‌‍‌‌‌ ​‍‌ ​ ‌ ​​‌‍‌‌‌‍​ ‌ ‌​‌‍‍‌‌ ‌‍‌‍‌‌​ ‌‌ ​​‌ ‌‌‌‍​‍‌‍ ​‌‍‍‌‌ ​ ‌‍‍​‌‍‌‌‌‍‌​​‍​‍‌ ‌
"We are honored to be acknowledged as a top biostimulants solution provider in Turkey," stated a Bontera representative. "Our mission is
to empower farmers globally with eco-friendly, natural products that not only increase crop yields but also protect the environment."
Read the Full Article & Explore More​​​​‌ ‍ ​‍​‍‌‍ ‌ ​‍‌‍‍‌‌‍‌ ‌‍‍‌‌‍ ‍​‍​‍​ ‍‍​‍​‍‌ ​ ‌‍​‌‌‍ ‍‌‍‍‌‌ ‌​‌ ‍‌​‍ ‍‌‍‍‌‌‍ ​‍​‍​‍ ​​‍​‍‌‍‍​‌ ​‍‌‍‌‌‌‍‌‍​‍​‍​ ‍‍​‍​‍​‍ ‌ ​ ‌ ‌​‌ ‌‌‌‍‌​‌‍‍‌‌‍ ​‍ ‌‍‍‌‌‍ ‍‌ ‌​‌‍‌‌‌‍ ‍‌ ‌​​‍ ‌‍‌‌‌‍‌​‌‍‍‌‌ ‌​​‍ ‌‍ ‌‌‍ ‌‍‌​‌‍‌‌​ ‌‌ ​​‌ ​‍‌‍‌‌‌ ​ ‌‍‌‌‌‍ ‍‌ ‌​‌‍​‌‌ ‌​‌‍‍‌‌‍ ‌‍ ‍​ ‍ ‌‍‍‌‌‍‌​​ ‌‌ ​​‌‍ ‌ ​ ‌ ‌​​‍ ‍‌ ​ ‌‍​‌​‍ ‍‌‍​‍‌‍ ‌‍ ‍‌ ‌​‌‍‌‌‌ ​‍‌‍​‌​‍ ‌‌‍ ​‌‍‌‌‌‍​‌‌‍‌​‌‍‍‌‌‍ ‍‌‍‌ ​‍ ‌‌ ‌​‌‍‍​‌‍‌‌​‍ ‌‌‍​ ‌‍‍​‌‍​‌‌ ​‍‌‍‌ ‌‍‌‌​‍ ‌‌‍‍‌‌‍ ‍​‍ ‌‌ ​ ‌ ‌‌‌ ​ ‌ ‌​‌‍​‌‌‍‍‌‌‍ ‍‌‍​‌‌‍​‍‌‍ ​‌‍‌‌​‍ ‌‌‍​‌‌‍‌ ‌ ​‍‌‍‍‌‌‍​ ‌ ‌‌‌‍ ​‌ ‌​‌ ‌‌‌ ​‍‌‍‌‌​ ‍ ‌ ‌​‌ ‍‌‌ ​​‌‍‌‌​ ‌‌ ​​‌‍ ‌ ​ ‌ ‌​​ ‍ ‌ ​​‌‍​‌‌ ‌​‌‍‍​​ ‌‌‍​‍‌‍ ‌‍‌​‌ ‍‌​‍‌‌​ ‌‌‌​​‍‌‌ ‌‍‍ ‌‍‌‌‌ ‍‌​‍‌‌​ ​ ‌​‌​​‍‌‌​ ​ ‌​‌​​‍‌‌​ ​‍​ ​‍‌‍‌‌​ ‌‌‌‍‌​​ ​‌​ ​‌​ ‌​‌‍​ ​ ​ ​ ‌​​ ‌‍‌‍‌‌​ ​‌​‍‌‌​ ​‍​ ​‍​‍‌‌​ ‌‌‌​‌​​‍ ‍‌‍​ ‌‍‍​‌‍‍‌‌‍ ​‌‍‌​‌ ​‍‌‍‌‌‌‍ ‍​‍‌‌​ ‌‌‌​​‍‌‌ ‌‍‍ ‌‍‌‌‌ ‍‌​‍‌‌​ ​ ‌​‌​​‍‌‌​ ​ ‌​‌​​‍‌‌​ ​‍​ ​‍​ ‌‍‌‍​ ​ ‌‌​ ​ ​ ​‌​ ​​​ ‌‍‌‍​‍‌‍‌‍​ ​‍​ ‌ ​ ‌​​ ​​​‍‌‌​ ​‍​ ​‍​‍‌‌​ ‌‌‌​‌​​‍ ‍‌ ‌​‌‍‌‌‌ ‍​‌ ‌​​ ‌‍​‍‌‍​‌‌ ​ ‌‍‌‌‌‌‌‌‌ ​‍‌‍ ​​ ‌​‍‌‌​ ​‍‌​‌‍‌ ​ ‌ ‌​‌ ‌‌‌‍‌​‌‍‍‌‌‍ ​‍‌‍‌‍‍‌‌‍‌​​ ‌‌ ​​‌‍ ‌ ​ ‌ ‌​​‍ ‍‌ ​ ‌‍​‌​‍ ‍‌‍​‍‌‍ ‌‍ ‍‌ ‌​‌‍‌‌‌ ​‍‌‍​‌​‍ ‌‌‍ ​‌‍‌‌‌‍​‌‌‍‌​‌‍‍‌‌‍ ‍‌‍‌ ​‍ ‌‌ ‌​‌‍‍​‌‍‌‌​‍ ‌‌‍​ ‌‍‍​‌‍​‌‌ ​‍‌‍‌ ‌‍‌‌​‍ ‌‌‍‍‌‌‍ ‍​‍ ‌‌ ​ ‌ ‌‌‌ ​ ‌ ‌​‌‍​‌‌‍‍‌‌‍ ‍‌‍​‌‌‍​‍‌‍ ​‌‍‌‌​‍ ‌‌‍​‌‌‍‌ ‌ ​‍‌‍‍‌‌‍​ ‌ ‌‌‌‍ ​‌ ‌​‌ ‌‌‌ ​‍‌‍‌‌​‍‌‍‌ ‌​‌ ‍‌‌ ​​‌‍‌‌​ ‌‌ ​​‌‍ ‌ ​ ‌ ‌​​‍‌‍‌ ​​‌‍​‌‌ ‌​‌‍‍​​ ‌‌‍​‍‌‍ ‌‍‌​‌ ‍‌​‍‌‌​ ‌‌‌​​‍‌‌ ‌‍‍ ‌‍‌‌‌ ‍‌​‍‌‌​ ​ ‌​‌​​‍‌‌​ ​ ‌​‌​​‍‌‌​ ​‍​ ​‍‌‍‌‌​ ‌‌‌‍‌​​ ​‌​ ​‌​ ‌​‌‍​ ​ ​ ​ ‌​​ ‌‍‌‍‌‌​ ​‌​‍‌‌​ ​‍​ ​‍​‍‌‌​ ‌‌‌​‌​​‍ ‍‌‍​ ‌‍‍​‌‍‍‌‌‍ ​‌‍‌​‌ ​‍‌‍‌‌‌‍ ‍​‍‌‌​ ‌‌‌​​‍‌‌ ‌‍‍ ‌‍‌‌‌ ‍‌​‍‌‌​ ​ ‌​‌​​‍‌‌​ ​ ‌​‌​​‍‌‌​ ​‍​ ​‍​ ‌‍‌‍​ ​ ‌‌​ ​ ​ ​‌​ ​​​ ‌‍‌‍​‍‌‍‌‍​ ​‍​ ‌ ​ ‌​​ ​​​‍‌‌​ ​‍​ ​‍​‍‌‌​ ‌‌‌​‌​​‍ ‍‌ ‌​‌‍‌‌‌ ‍​‌ ‌​​‍‌‍‌ ​​‌‍‌‌‌ ​‍‌ ​ ‌ ​​‌‍‌‌‌‍​ ‌ ‌​‌‍‍‌‌ ‌‍‌‍‌‌​ ‌‌ ​​‌ ‌‌‌‍​‍‌‍ ​‌‍‍‌‌ ​ ‌‍‍​‌‍‌‌‌‍‌​​‍​‍‌ ‌
For a detailed look at Bontera’s recent achievements and their impact on sustainable agriculture, read the full article on ​​​​‌ ‍ ​‍​‍‌‍ ‌ ​‍‌‍‍‌‌‍‌ ‌‍‍‌‌‍ ‍​‍​‍​ ‍‍​‍​‍‌ ​ ‌‍​‌‌‍ ‍‌‍‍‌‌ ‌​‌ ‍‌​‍ ‍‌‍‍‌‌‍ ​‍​‍​‍ ​​‍​‍‌‍‍​‌ ​‍‌‍‌‌‌‍‌‍​‍​‍​ ‍‍​‍​‍​‍ ‌ ​ ‌ ‌​‌ ‌‌‌‍‌​‌‍‍‌‌‍ ​‍ ‌‍‍‌‌‍ ‍‌ ‌​‌‍‌‌‌‍ ‍‌ ‌​​‍ ‌‍‌‌‌‍‌​‌‍‍‌‌ ‌​​‍ ‌‍ ‌‌‍ ‌‍‌​‌‍‌‌​ ‌‌ ​​‌ ​‍‌‍‌‌‌ ​ ‌‍‌‌‌‍ ‍‌ ‌​‌‍​‌‌ ‌​‌‍‍‌‌‍ ‌‍ ‍​ ‍ ‌‍‍‌‌‍‌​​ ‌‌ ​​‌‍ ‌ ​ ‌ ‌​​‍ ‍‌ ​ ‌‍​‌​‍ ‍‌‍​‍‌‍ ‌‍ ‍‌ ‌​‌‍‌‌‌ ​‍‌‍​‌​‍ ‌‌‍ ​‌‍‌‌‌‍​‌‌‍‌​‌‍‍‌‌‍ ‍‌‍‌ ​‍ ‌‌ ‌​‌‍‍​‌‍‌‌​‍ ‌‌‍​ ‌‍‍​‌‍​‌‌ ​‍‌‍‌ ‌‍‌‌​‍ ‌‌‍‍‌‌‍ ‍​‍ ‌‌ ​ ‌ ‌‌‌ ​ ‌ ‌​‌‍​‌‌‍‍‌‌‍ ‍‌‍​‌‌‍​‍‌‍ ​‌‍‌‌​‍ ‌‌‍​‌‌‍‌ ‌ ​‍‌‍‍‌‌‍​ ‌ ‌‌‌‍ ​‌ ‌​‌ ‌‌‌ ​‍‌‍‌‌​ ‍ ‌ ‌​‌ ‍‌‌ ​​‌‍‌‌​ ‌‌ ​​‌‍ ‌ ​ ‌ ‌​​ ‍ ‌ ​​‌‍​‌‌ ‌​‌‍‍​​ ‌‌‍​‍‌‍ ‌‍‌​‌ ‍‌​‍‌‌​ ‌‌‌​​‍‌‌ ‌‍‍ ‌‍‌‌‌ ‍‌​‍‌‌​ ​ ‌​‌​​‍‌‌​ ​ ‌​‌​​‍‌‌​ ​‍​ ​‍​ ‌‍‌‍‌‍​ ‍‌‌‍‌​​ ‌​​ ‌‍​ ‌‍​ ‌​​ ​ ‌‍‌​​ ‍​‌‍‌‍​‍‌‌​ ​‍​ ​‍​‍‌‌​ ‌‌‌​‌​​‍ ‍‌‍​ ‌‍‍​‌‍‍‌‌‍ ​‌‍‌​‌ ​‍‌‍‌‌‌‍ ‍​‍‌‌​ ‌‌‌​​‍‌‌ ‌‍‍ ‌‍‌‌‌ ‍‌​‍‌‌​ ​ ‌​‌​​‍‌‌​ ​ ‌​‌​​‍‌‌​ ​‍​ ​‍​ ​ ‌‍​ ‌‍‌‍‌‍‌​‌‍​‍​ ​‍​ ​ ‌‍‌​​ ‍​​ ‌​‌‍‌‌​ ‍‌​‍‌‌​ ​‍​ ​‍​‍‌‌​ ‌‌‌​‌​​‍ ‍‌ ‌​‌‍‌‌‌ ‍​‌ ‌​​ ‌‍​‍‌‍​‌‌ ​ ‌‍‌‌‌‌‌‌‌ ​‍‌‍ ​​ ‌​‍‌‌​ ​‍‌​‌‍‌ ​ ‌ ‌​‌ ‌‌‌‍‌​‌‍‍‌‌‍ ​‍‌‍‌‍‍‌‌‍‌​​ ‌‌ ​​‌‍ ‌ ​ ‌ ‌​​‍ ‍‌ ​ ‌‍​‌​‍ ‍‌‍​‍‌‍ ‌‍ ‍‌ ‌​‌‍‌‌‌ ​‍‌‍​‌​‍ ‌‌‍ ​‌‍‌‌‌‍​‌‌‍‌​‌‍‍‌‌‍ ‍‌‍‌ ​‍ ‌‌ ‌​‌‍‍​‌‍‌‌​‍ ‌‌‍​ ‌‍‍​‌‍​‌‌ ​‍‌‍‌ ‌‍‌‌​‍ ‌‌‍‍‌‌‍ ‍​‍ ‌‌ ​ ‌ ‌‌‌ ​ ‌ ‌​‌‍​‌‌‍‍‌‌‍ ‍‌‍​‌‌‍​‍‌‍ ​‌‍‌‌​‍ ‌‌‍​‌‌‍‌ ‌ ​‍‌‍‍‌‌‍​ ‌ ‌‌‌‍ ​‌ ‌​‌ ‌‌‌ ​‍‌‍‌‌​‍‌‍‌ ‌​‌ ‍‌‌ ​​‌‍‌‌​ ‌‌ ​​‌‍ ‌ ​ ‌ ‌​​‍‌‍‌ ​​‌‍​‌‌ ‌​‌‍‍​​ ‌‌‍​‍‌‍ ‌‍‌​‌ ‍‌​‍‌‌​ ‌‌‌​​‍‌‌ ‌‍‍ ‌‍‌‌‌ ‍‌​‍‌‌​ ​ ‌​‌​​‍‌‌​ ​ ‌​‌​​‍‌‌​ ​‍​ ​‍​ ‌‍‌‍‌‍​ ‍‌‌‍‌​​ ‌​​ ‌‍​ ‌‍​ ‌​​ ​ ‌‍‌​​ ‍​‌‍‌‍​‍‌‌​ ​‍​ ​‍​‍‌‌​ ‌‌‌​‌​​‍ ‍‌‍​ ‌‍‍​‌‍‍‌‌‍ ​‌‍‌​‌ ​‍‌‍‌‌‌‍ ‍​‍‌‌​ ‌‌‌​​‍‌‌ ‌‍‍ ‌‍‌‌‌ ‍‌​‍‌‌​ ​ ‌​‌​​‍‌‌​ ​ ‌​‌​​‍‌‌​ ​‍​ ​‍​ ​ ‌‍​ ‌‍‌‍‌‍‌​‌‍​‍​ ​‍​ ​ ‌‍‌​​ ‍​​ ‌​‌‍‌‌​ ‍‌​‍‌‌​ ​‍​ ​‍​‍‌‌​ ‌‌‌​‌​​‍ ‍‌ ‌​‌‍‌‌‌ ‍​‌ ‌​​‍‌‍‌ ​​‌‍‌‌‌ ​‍‌ ​ ‌ ​​‌‍‌‌‌‍​ ‌ ‌​‌‍‍‌‌ ‌‍‌‍‌‌​ ‌‌ ​​‌ ‌‌‌‍​‍‌‍ ​‌‍‍‌‌ ​ ‌‍‍​‌‍‌‌‌‍‌​​‍​‍‌ ‌ Agri Business
Review​​​​‌ ‍ ​‍​‍‌‍ ‌ ​‍‌‍‍‌‌‍‌ ‌‍‍‌‌‍ ‍​‍​‍​ ‍‍​‍​‍‌ ​ ‌‍​‌‌‍ ‍‌‍‍‌‌ ‌​‌ ‍‌​‍ ‍‌‍‍‌‌‍ ​‍​‍​‍ ​​‍​‍‌‍‍​‌ ​‍‌‍‌‌‌‍‌‍​‍​‍​ ‍‍​‍​‍​‍ ‌ ​ ‌ ‌​‌ ‌‌‌‍‌​‌‍‍‌‌‍ ​‍ ‌‍‍‌‌‍ ‍‌ ‌​‌‍‌‌‌‍ ‍‌ ‌​​‍ ‌‍‌‌‌‍‌​‌‍‍‌‌ ‌​​‍ ‌‍ ‌‌‍ ‌‍‌​‌‍‌‌​ ‌‌ ​​‌ ​‍‌‍‌‌‌ ​ ‌‍‌‌‌‍ ‍‌ ‌​‌‍​‌‌ ‌​‌‍‍‌‌‍ ‌‍ ‍​ ‍ ‌‍‍‌‌‍‌​​ ‌‌ ​​‌‍ ‌ ​ ‌ ‌​​‍ ‍‌ ​ ‌‍​‌​‍ ‍‌‍​‍‌‍ ‌‍ ‍‌ ‌​‌‍‌‌‌ ​‍‌‍​‌​‍ ‌‌‍ ​‌‍‌‌‌‍​‌‌‍‌​‌‍‍‌‌‍ ‍‌‍‌ ​‍ ‌‌ ‌​‌‍‍​‌‍‌‌​‍ ‌‌‍​ ‌‍‍​‌‍​‌‌ ​‍‌‍‌ ‌‍‌‌​‍ ‌‌‍‍‌‌‍ ‍​‍ ‌‌ ​ ‌ ‌‌‌ ​ ‌ ‌​‌‍​‌‌‍‍‌‌‍ ‍‌‍​‌‌‍​‍‌‍ ​‌‍‌‌​‍ ‌‌‍​‌‌‍‌ ‌ ​‍‌‍‍‌‌‍​ ‌ ‌‌‌‍ ​‌ ‌​‌ ‌‌‌ ​‍‌‍‌‌​ ‍ ‌ ‌​‌ ‍‌‌ ​​‌‍‌‌​ ‌‌ ​​‌‍ ‌ ​ ‌ ‌​​ ‍ ‌ ​​‌‍​‌‌ ‌​‌‍‍​​ ‌‌‍​‍‌‍ ‌‍‌​‌ ‍‌​‍‌‌​ ‌‌‌​​‍‌‌ ‌‍‍ ‌‍‌‌‌ ‍‌​‍‌‌​ ​ ‌​‌​​‍‌‌​ ​ ‌​‌​​‍‌‌​ ​‍​ ​‍​ ‌‍‌‍‌‍​ ‍‌‌‍‌​​ ‌​​ ‌‍​ ‌‍​ ‌​​ ​ ‌‍‌​​ ‍​‌‍‌‍​‍‌‌​ ​‍​ ​‍​‍‌‌​ ‌‌‌​‌​​‍ ‍‌‍​ ‌‍‍​‌‍‍‌‌‍ ​‌‍‌​‌ ​‍‌‍‌‌‌‍ ‍​‍‌‌​ ‌‌‌​​‍‌‌ ‌‍‍ ‌‍‌‌‌ ‍‌​‍‌‌​ ​ ‌​‌​​‍‌‌​ ​ ‌​‌​​‍‌‌​ ​‍​ ​‍​ ‌‍​ ‌‌​ ‍‌​ ‌‌‌‍‌‌​ ​ ​ ​‍​ ​‍‌‍‌​‌‍‌​​ ‌​​ ‌‌​‍‌‌​ ​‍​ ​‍​‍‌‌​ ‌‌‌​‌​​‍ ‍‌ ‌​‌‍‌‌‌ ‍​‌ ‌​​ ‌‍​‍‌‍​‌‌ ​ ‌‍‌‌‌‌‌‌‌ ​‍‌‍ ​​ ‌​‍‌‌​ ​‍‌​‌‍‌ ​ ‌ ‌​‌ ‌‌‌‍‌​‌‍‍‌‌‍ ​‍‌‍‌‍‍‌‌‍‌​​ ‌‌ ​​‌‍ ‌ ​ ‌ ‌​​‍ ‍‌ ​ ‌‍​‌​‍ ‍‌‍​‍‌‍ ‌‍ ‍‌ ‌​‌‍‌‌‌ ​‍‌‍​‌​‍ ‌‌‍ ​‌‍‌‌‌‍​‌‌‍‌​‌‍‍‌‌‍ ‍‌‍‌ ​‍ ‌‌ ‌​‌‍‍​‌‍‌‌​‍ ‌‌‍​ ‌‍‍​‌‍​‌‌ ​‍‌‍‌ ‌‍‌‌​‍ ‌‌‍‍‌‌‍ ‍​‍ ‌‌ ​ ‌ ‌‌‌ ​ ‌ ‌​‌‍​‌‌‍‍‌‌‍ ‍‌‍​‌‌‍​‍‌‍ ​‌‍‌‌​‍ ‌‌‍​‌‌‍‌ ‌ ​‍‌‍‍‌‌‍​ ‌ ‌‌‌‍ ​‌ ‌​‌ ‌‌‌ ​‍‌‍‌‌​‍‌‍‌ ‌​‌ ‍‌‌ ​​‌‍‌‌​ ‌‌ ​​‌‍ ‌ ​ ‌ ‌​​‍‌‍‌ ​​‌‍​‌‌ ‌​‌‍‍​​ ‌‌‍​‍‌‍ ‌‍‌​‌ ‍‌​‍‌‌​ ‌‌‌​​‍‌‌ ‌‍‍ ‌‍‌‌‌ ‍‌​‍‌‌​ ​ ‌​‌​​‍‌‌​ ​ ‌​‌​​‍‌‌​ ​‍​ ​‍​ ‌‍‌‍‌‍​ ‍‌‌‍‌​​ ‌​​ ‌‍​ ‌‍​ ‌​​ ​ ‌‍‌​​ ‍​‌‍‌‍​‍‌‌​ ​‍​ ​‍​‍‌‌​ ‌‌‌​‌​​‍ ‍‌‍​ ‌‍‍​‌‍‍‌‌‍ ​‌‍‌​‌ ​‍‌‍‌‌‌‍ ‍​‍‌‌​ ‌‌‌​​‍‌‌ ‌‍‍ ‌‍‌‌‌ ‍‌​‍‌‌​ ​ ‌​‌​​‍‌‌​ ​ ‌​‌​​‍‌‌​ ​‍​ ​‍​ ‌‍​ ‌‌​ ‍‌​ ‌‌‌‍‌‌​ ​ ​ ​‍​ ​‍‌‍‌​‌‍‌​​ ‌​​ ‌‌​‍‌‌​ ​‍​ ​‍​‍‌‌​ ‌‌‌​‌​​‍ ‍‌ ‌​‌‍‌‌‌ ‍​‌ ‌​​‍‌‍‌ ​​‌‍‌‌‌ ​‍‌ ​ ‌ ​​‌‍‌‌‌‍​ ‌ ‌​‌‍‍‌‌ ‌‍‌‍‌‌​ ‌‌ ​​‌ ‌‌‌‍​‍‌‍ ​‌‍‍‌‌ ​ ‌‍‍​‌‍‌‌‌‍‌​​‍​‍‌ ‌
To further explore Bontera’s commitment to revolutionizing agriculture through microbial innovations, check out our previous blog post:
Bontera BioAg: Revolutionizing Agriculture with Microbial Innovations​​​​‌ ‍ ​‍​‍‌‍ ‌ ​‍‌‍‍‌‌‍‌ ‌‍‍‌‌‍ ‍​‍​‍​ ‍‍​‍​‍‌ ​ ‌‍​‌‌‍ ‍‌‍‍‌‌ ‌​‌ ‍‌​‍ ‍‌‍‍‌‌‍ ​‍​‍​‍ ​​‍​‍‌‍‍​‌ ​‍‌‍‌‌‌‍‌‍​‍​‍​ ‍‍​‍​‍​‍ ‌ ​ ‌ ‌​‌ ‌‌‌‍‌​‌‍‍‌‌‍ ​‍ ‌‍‍‌‌‍ ‍‌ ‌​‌‍‌‌‌‍ ‍‌ ‌​​‍ ‌‍‌‌‌‍‌​‌‍‍‌‌ ‌​​‍ ‌‍ ‌‌‍ ‌‍‌​‌‍‌‌​ ‌‌ ​​‌ ​‍‌‍‌‌‌ ​ ‌‍‌‌‌‍ ‍‌ ‌​‌‍​‌‌ ‌​‌‍‍‌‌‍ ‌‍ ‍​ ‍ ‌‍‍‌‌‍‌​​ ‌‌ ​​‌‍ ‌ ​ ‌ ‌​​‍ ‍‌ ​ ‌‍​‌​‍ ‍‌‍​‍‌‍ ‌‍ ‍‌ ‌​‌‍‌‌‌ ​‍‌‍​‌​‍ ‌‌‍ ​‌‍‌‌‌‍​‌‌‍‌​‌‍‍‌‌‍ ‍‌‍‌ ​‍ ‌‌ ‌​‌‍‍​‌‍‌‌​‍ ‌‌‍​ ‌‍‍​‌‍​‌‌ ​‍‌‍‌ ‌‍‌‌​‍ ‌‌‍‍‌‌‍ ‍​‍ ‌‌ ​ ‌ ‌‌‌ ​ ‌ ‌​‌‍​‌‌‍‍‌‌‍ ‍‌‍​‌‌‍​‍‌‍ ​‌‍‌‌​‍ ‌‌‍​‌‌‍‌ ‌ ​‍‌‍‍‌‌‍​ ‌ ‌‌‌‍ ​‌ ‌​‌ ‌‌‌ ​‍‌‍‌‌​ ‍ ‌ ‌​‌ ‍‌‌ ​​‌‍‌‌​ ‌‌ ​​‌‍ ‌ ​ ‌ ‌​​ ‍ ‌ ​​‌‍​‌‌ ‌​‌‍‍​​ ‌‌‍​‍‌‍ ‌‍‌​‌ ‍‌​‍‌‌​ ‌‌‌​​‍‌‌ ‌‍‍ ‌‍‌‌‌ ‍‌​‍‌‌​ ​ ‌​‌​​‍‌‌​ ​ ‌​‌​​‍‌‌​ ​‍​ ​‍‌‍‌‍‌‍​‍​ ​ ​ ‍‌​ ‌‍​ ​‍​ ‍‌​ ​‌​ ​‌​ ‌‌‌‍‌​‌‍‌​​‍‌‌​ ​‍​ ​‍​‍‌‌​ ‌‌‌​‌​​‍ ‍‌‍​ ‌‍‍​‌‍‍‌‌‍ ​‌‍‌​‌ ​‍‌‍‌‌‌‍ ‍​‍‌‌​ ‌‌‌​​‍‌‌ ‌‍‍ ‌‍‌‌‌ ‍‌​‍‌‌​ ​ ‌​‌​​‍‌‌​ ​ ‌​‌​​‍‌‌​ ​‍​ ​‍‌‍‌‌​ ‌‌​ ‍‌​ ​ ​ ‌‍​ ​ ‌‍​‍‌‍​‌​ ​​​ ‌​​ ‌ ​ ​‌​‍‌‌​ ​‍​ ​‍​‍‌‌​ ‌‌‌​‌​​‍ ‍‌ ‌​‌‍‌‌‌ ‍​‌ ‌​​ ‌‍​‍‌‍​‌‌ ​ ‌‍‌‌‌‌‌‌‌ ​‍‌‍ ​​ ‌​‍‌‌​ ​‍‌​‌‍‌ ​ ‌ ‌​‌ ‌‌‌‍‌​‌‍‍‌‌‍ ​‍‌‍‌‍‍‌‌‍‌​​ ‌‌ ​​‌‍ ‌ ​ ‌ ‌​​‍ ‍‌ ​ ‌‍​‌​‍ ‍‌‍​‍‌‍ ‌‍ ‍‌ ‌​‌‍‌‌‌ ​‍‌‍​‌​‍ ‌‌‍ ​‌‍‌‌‌‍​‌‌‍‌​‌‍‍‌‌‍ ‍‌‍‌ ​‍ ‌‌ ‌​‌‍‍​‌‍‌‌​‍ ‌‌‍​ ‌‍‍​‌‍​‌‌ ​‍‌‍‌ ‌‍‌‌​‍ ‌‌‍‍‌‌‍ ‍​‍ ‌‌ ​ ‌ ‌‌‌ ​ ‌ ‌​‌‍​‌‌‍‍‌‌‍ ‍‌‍​‌‌‍​‍‌‍ ​‌‍‌‌​‍ ‌‌‍​‌‌‍‌ ‌ ​‍‌‍‍‌‌‍​ ‌ ‌‌‌‍ ​‌ ‌​‌ ‌‌‌ ​‍‌‍‌‌​‍‌‍‌ ‌​‌ ‍‌‌ ​​‌‍‌‌​ ‌‌ ​​‌‍ ‌ ​ ‌ ‌​​‍‌‍‌ ​​‌‍​‌‌ ‌​‌‍‍​​ ‌‌‍​‍‌‍ ‌‍‌​‌ ‍‌​‍‌‌​ ‌‌‌​​‍‌‌ ‌‍‍ ‌‍‌‌‌ ‍‌​‍‌‌​ ​ ‌​‌​​‍‌‌​ ​ ‌​‌​​‍‌‌​ ​‍​ ​‍‌‍‌‍‌‍​‍​ ​ ​ ‍‌​ ‌‍​ ​‍​ ‍‌​ ​‌​ ​‌​ ‌‌‌‍‌​‌‍‌​​‍‌‌​ ​‍​ ​‍​‍‌‌​ ‌‌‌​‌​​‍ ‍‌‍​ ‌‍‍​‌‍‍‌‌‍ ​‌‍‌​‌ ​‍‌‍‌‌‌‍ ‍​‍‌‌​ ‌‌‌​​‍‌‌ ‌‍‍ ‌‍‌‌‌ ‍‌​‍‌‌​ ​ ‌​‌​​‍‌‌​ ​ ‌​‌​​‍‌‌​ ​‍​ ​‍‌‍‌‌​ ‌‌​ ‍‌​ ​ ​ ‌‍​ ​ ‌‍​‍‌‍​‌​ ​​​ ‌​​ ‌ ​ ​‌​‍‌‌​ ​‍​ ​‍​‍‌‌​ ‌‌‌​‌​​‍ ‍‌ ‌​‌‍‌‌‌ ‍​‌ ‌​​‍‌‍‌ ​​‌‍‌‌‌ ​‍‌ ​ ‌ ​​‌‍‌‌‌‍​ ‌ ‌​‌‍‍‌‌ ‌‍‌‍‌‌​ ‌‌ ​​‌ ‌‌‌‍​‍‌‍ ​‌‍‍‌‌ ​ ‌‍‍​‌‍‌‌‌‍‌​​‍​‍‌ ‌
Conclusion: Shaping the Future of Sustainable Agriculture​​​​‌ ‍ ​‍​‍‌‍ ‌ ​‍‌‍‍‌‌‍‌ ‌‍‍‌‌‍ ‍​‍​‍​ ‍‍​‍​‍‌ ​ ‌‍​‌‌‍ ‍‌‍‍‌‌ ‌​‌ ‍‌​‍ ‍‌‍‍‌‌‍ ​‍​‍​‍ ​​‍​‍‌‍‍​‌ ​‍‌‍‌‌‌‍‌‍​‍​‍​ ‍‍​‍​‍​‍ ‌ ​ ‌ ‌​‌ ‌‌‌‍‌​‌‍‍‌‌‍ ​‍ ‌‍‍‌‌‍ ‍‌ ‌​‌‍‌‌‌‍ ‍‌ ‌​​‍ ‌‍‌‌‌‍‌​‌‍‍‌‌ ‌​​‍ ‌‍ ‌‌‍ ‌‍‌​‌‍‌‌​ ‌‌ ​​‌ ​‍‌‍‌‌‌ ​ ‌‍‌‌‌‍ ‍‌ ‌​‌‍​‌‌ ‌​‌‍‍‌‌‍ ‌‍ ‍​ ‍ ‌‍‍‌‌‍‌​​ ‌‌ ​​‌‍ ‌ ​ ‌ ‌​​‍ ‍‌ ​ ‌‍​‌​‍ ‍‌‍​‍‌‍ ‌‍ ‍‌ ‌​‌‍‌‌‌ ​‍‌‍​‌​‍ ‌‌‍ ​‌‍‌‌‌‍​‌‌‍‌​‌‍‍‌‌‍ ‍‌‍‌ ​‍ ‌‌ ‌​‌‍‍​‌‍‌‌​‍ ‌‌‍​ ‌‍‍​‌‍​‌‌ ​‍‌‍‌ ‌‍‌‌​‍ ‌‌‍‍‌‌‍ ‍​‍ ‌‌ ​ ‌ ‌‌‌ ​ ‌ ‌​‌‍​‌‌‍‍‌‌‍ ‍‌‍​‌‌‍​‍‌‍ ​‌‍‌‌​‍ ‌‌‍​‌‌‍‌ ‌ ​‍‌‍‍‌‌‍​ ‌ ‌‌‌‍ ​‌ ‌​‌ ‌‌‌ ​‍‌‍‌‌​ ‍ ‌ ‌​‌ ‍‌‌ ​​‌‍‌‌​ ‌‌ ​​‌‍ ‌ ​ ‌ ‌​​ ‍ ‌ ​​‌‍​‌‌ ‌​‌‍‍​​ ‌‌‍​‍‌‍ ‌‍‌​‌ ‍‌​‍‌‌​ ‌‌‌​​‍‌‌ ‌‍‍ ‌‍‌‌‌ ‍‌​‍‌‌​ ​ ‌​‌​​‍‌‌​ ​ ‌​‌​​‍‌‌​ ​‍​ ​‍​ ‌‌​ ​ ​ ​ ‌‍​ ​ ‌‌​ ‍‌​ ‌‌‌‍​ ​ ​‌​ ‍‌​ ​​‌‍‌​​‍‌‌​ ​‍​ ​‍​‍‌‌​ ‌‌‌​‌​​‍ ‍‌‍​ ‌‍‍​‌‍‍‌‌‍ ​‌‍‌​‌ ​‍‌‍‌‌‌‍ ‍​‍‌‌​ ‌‌‌​​‍‌‌ ‌‍‍ ‌‍‌‌‌ ‍‌​‍‌‌​ ​ ‌​‌​​‍‌‌​ ​ ‌​‌​​‍‌‌​ ​‍​ ​‍‌‍‌‌​ ‍‌​ ‍‌​ ​ ​ ​ ​ ‌‌​ ‌ ‌‍​‌‌‍​ ‌‍‌‌​ ​‍​ ‌ ​ ​​​‍‌‌​ ​‍​ ​‍​‍‌‌​ ‌‌‌​‌​​‍ ‍‌ ‌​‌‍‌‌‌ ‍​‌ ‌​​ ‌‍​‍‌‍​‌‌ ​ ‌‍‌‌‌‌‌‌‌ ​‍‌‍ ​​ ‌​‍‌‌​ ​‍‌​‌‍‌ ​ ‌ ‌​‌ ‌‌‌‍‌​‌‍‍‌‌‍ ​‍‌‍‌‍‍‌‌‍‌​​ ‌‌ ​​‌‍ ‌ ​ ‌ ‌​​‍ ‍‌ ​ ‌‍​‌​‍ ‍‌‍​‍‌‍ ‌‍ ‍‌ ‌​‌‍‌‌‌ ​‍‌‍​‌​‍ ‌‌‍ ​‌‍‌‌‌‍​‌‌‍‌​‌‍‍‌‌‍ ‍‌‍‌ ​‍ ‌‌ ‌​‌‍‍​‌‍‌‌​‍ ‌‌‍​ ‌‍‍​‌‍​‌‌ ​‍‌‍‌ ‌‍‌‌​‍ ‌‌‍‍‌‌‍ ‍​‍ ‌‌ ​ ‌ ‌‌‌ ​ ‌ ‌​‌‍​‌‌‍‍‌‌‍ ‍‌‍​‌‌‍​‍‌‍ ​‌‍‌‌​‍ ‌‌‍​‌‌‍‌ ‌ ​‍‌‍‍‌‌‍​ ‌ ‌‌‌‍ ​‌ ‌​‌ ‌‌‌ ​‍‌‍‌‌​‍‌‍‌ ‌​‌ ‍‌‌ ​​‌‍‌‌​ ‌‌ ​​‌‍ ‌ ​ ‌ ‌​​‍‌‍‌ ​​‌‍​‌‌ ‌​‌‍‍​​ ‌‌‍​‍‌‍ ‌‍‌​‌ ‍‌​‍‌‌​ ‌‌‌​​‍‌‌ ‌‍‍ ‌‍‌‌‌ ‍‌​‍‌‌​ ​ ‌​‌​​‍‌‌​ ​ ‌​‌​​‍‌‌​ ​‍​ ​‍​ ‌‌​ ​ ​ ​ ‌‍​ ​ ‌‌​ ‍‌​ ‌‌‌‍​ ​ ​‌​ ‍‌​ ​​‌‍‌​​‍‌‌​ ​‍​ ​‍​‍‌‌​ ‌‌‌​‌​​‍ ‍‌‍​ ‌‍‍​‌‍‍‌‌‍ ​‌‍‌​‌ ​‍‌‍‌‌‌‍ ‍​‍‌‌​ ‌‌‌​​‍‌‌ ‌‍‍ ‌‍‌‌‌ ‍‌​‍‌‌​ ​ ‌​‌​​‍‌‌​ ​ ‌​‌​​‍‌‌​ ​‍​ ​‍‌‍‌‌​ ‍‌​ ‍‌​ ​ ​ ​ ​ ‌‌​ ‌ ‌‍​‌‌‍​ ‌‍‌‌​ ​‍​ ‌ ​ ​​​‍‌‌​ ​‍​ ​‍​‍‌‌​ ‌‌‌​‌​​‍ ‍‌ ‌​‌‍‌‌‌ ‍​‌ ‌​​‍‌‍‌ ​​‌‍‌‌‌ ​‍‌ ​ ‌ ​​‌‍‌‌‌‍​ ‌ ‌​‌‍‍‌‌ ‌‍‌‍‌‌​ ‌‌ ​​‌ ‌‌‌‍​‍‌‍ ​‌‍‍‌‌ ​ ‌‍‍​‌‍‌‌‌‍‌​​‍​‍‌ ‌
As Bontera continues to innovate and expand its product offerings, the company remains committed to promoting sustainable farming
practices through cutting-edge microbial solutions. Stay connected to learn more about their ongoing efforts in eco-friendly agriculture.
Ready to try Bontera?
CONTACT US
About
Why Microbes Matter
Blog
Contact
Custom Blend Solutions
1400 Preston Road
Suite 340, Plano, TX
75093 USA
info@bontera.com
+1 469-626-8367
© 2026 Bontera. All rights reserved.